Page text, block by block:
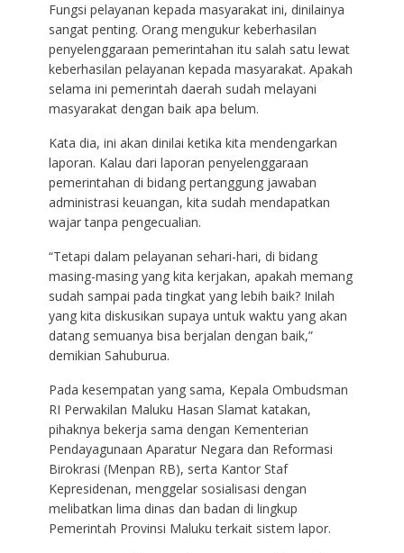
Fungsi pelayanan kepada masyarakat ini, dinilainya
sangat penting. Orang mengukur keberhasilan
penyelenggaraan pemerintahan itu salah satu lewat
keberhasilan pelayanan kepada masyarakat. Apakah
selama ini pemerintah daerah sudah melayani
masyarakat dengan baik apa belum.
Kata dia, ini akan dinilai ketika kita mendengarkan
laporan. Kalau dari laporan penyelenggaraan
pemerintahan di bidang pertanggung jawaban
administrasi keuangan, kita sudah mendapatkan
wajar tanpa pengecualian.
“Tetapi dalam pelayanan sehari-hari, di bidang
masing-masing yang kita kerjakan, apakah memang
sudah sampai pada tingkat yang lebih baik? Inilah
yang kita diskusikan supaya untuk waktu yang akan
datang semuanya bisa berjalan dengan baik,”
demikian Sahuburua.
Pada kesempatan yang sama, Kepala Ombudsman
RI Perwakilan Maluku Hasan Slamat katakan,
pihaknya bekerja sama dengan Kementerian
Pendayagunaan Aparatur Negara dan Reformasi
Birokrasi (Menpan RB), serta Kantor Staf
Kepresidenan, menggelar sosialisasi dengan
melibatkan lima dinas dan badan di lingkup
Pemerintah Provinsi Maluku terkait sistem lapor.